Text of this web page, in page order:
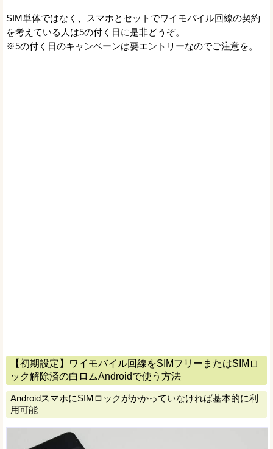
SIM単体ではなく、スマホとセットでワイモバイル回線の契約
を考えている人は5の付く日に是非どうぞ。
※5の付く日のキャンペーンは要エントリーなのでご注意を。
【初期設定】ワイモバイル回線をSIMフリーまたはSIMロ
ック解除済の白ロムAndroidで使う方法
AndroidスマホにSIMロックがかかっていなければ基本的に利
用可能